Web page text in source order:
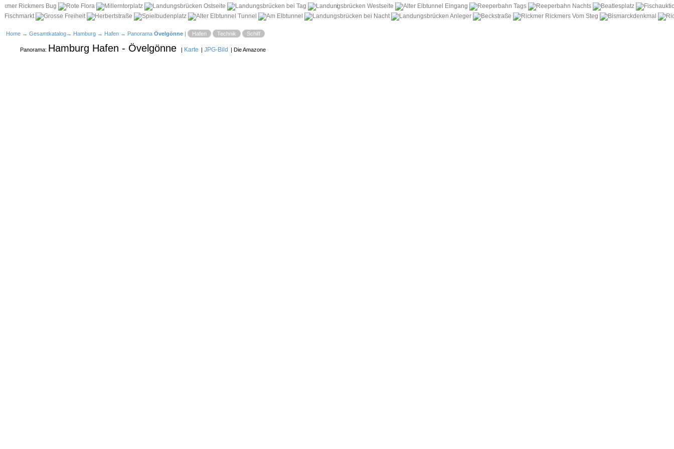
Home → Gesamtkatalog→ Hamburg → Hafen → Panorama Övelgönne | Hafen Technik Schiff
Panorama: Hamburg Hafen - Övelgönne | Karte | JPG-Bild | Die Amazone
i